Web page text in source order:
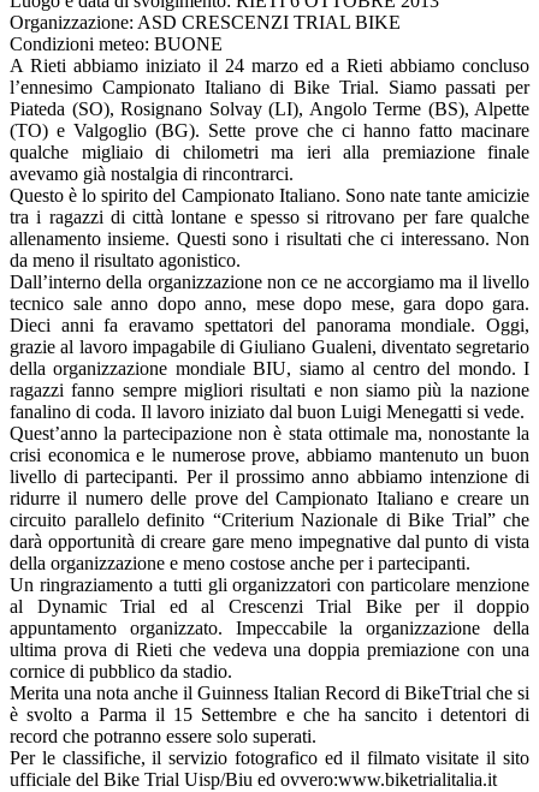
Organizzazione: ASD CRESCENZI TRIAL BIKE
Condizioni meteo: BUONE
A Rieti abbiamo iniziato il 24 marzo ed a Rieti abbiamo concluso
l’ennesimo Campionato Italiano di Bike Trial. Siamo passati per
Piateda (SO), Rosignano Solvay (LI), Angolo Terme (BS), Alpette
(TO) e Valgoglio (BG). Sette prove che ci hanno fatto macinare
qualche migliaio di chilometri ma ieri alla premiazione finale
avevamo già nostalgia di rincontrarci.
Questo è lo spirito del Campionato Italiano. Sono nate tante amicizie
tra i ragazzi di città lontane e spesso si ritrovano per fare qualche
allenamento insieme. Questi sono i risultati che ci interessano. Non
da meno il risultato agonistico.
Dall’interno della organizzazione non ce ne accorgiamo ma il livello
tecnico sale anno dopo anno, mese dopo mese, gara dopo gara.
Dieci anni fa eravamo spettatori del panorama mondiale. Oggi,
grazie al lavoro impagabile di Giuliano Gualeni, diventato segretario
della organizzazione mondiale BIU, siamo al centro del mondo. I
ragazzi fanno sempre migliori risultati e non siamo più la nazione
fanalino di coda. Il lavoro iniziato dal buon Luigi Menegatti si vede.
Quest’anno la partecipazione non è stata ottimale ma, nonostante la
crisi economica e le numerose prove, abbiamo mantenuto un buon
livello di partecipanti. Per il prossimo anno abbiamo intenzione di
ridurre il numero delle prove del Campionato Italiano e creare un
circuito parallelo definito “Criterium Nazionale di Bike Trial” che
darà opportunità di creare gare meno impegnative dal punto di vista
della organizzazione e meno costose anche per i partecipanti.
Un ringraziamento a tutti gli organizzatori con particolare menzione
al Dynamic Trial ed al Crescenzi Trial Bike per il doppio
appuntamento organizzato. Impeccabile la organizzazione della
ultima prova di Rieti che vedeva una doppia premiazione con una
cornice di pubblico da stadio.
Merita una nota anche il Guinness Italian Record di BikeTtrial che si
è svolto a Parma il 15 Settembre e che ha sancito i detentori di
record che potranno essere solo superati.
Per le classifiche, il servizio fotografico ed il filmato visitate il sito
ufficiale del Bike Trial Uisp/Biu ed ovvero:www.biketrialitalia.it